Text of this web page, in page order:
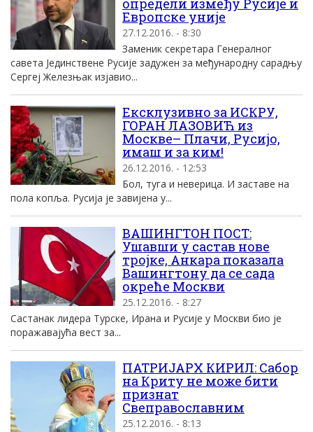
определи између Русије и
Европске уније
27.12.2016. - 8:30
Заменик секретара Генералног
савета Јединствене Русије задужен за међународну сарадњу
Сергеј Железњак изјавио...
Ексклузивно за ИСКРУ,
ГОРАН ЛАЗОВИЋ из
Москве– Плачи, Русијо,
имаш и за ким!
26.12.2016. - 12:53
Бол, туга и неверица. И заставе на
пола копља. Русија је завијена у...
ВАШИНГТОН ПОСТ:
Ушавши у састав нове
тројке, Анкара показала
Вашингтону да се сада
окреће Москви
25.12.2016. - 8:27
Састанак лидера Турске, Ирана и Русије у Москви био је
поражавајућа вест за...
ПАТРИЈАРХ КИРИЛ: Сабор
на Криту не може бити
признат
Свеправославним
25.12.2016. - 8:13